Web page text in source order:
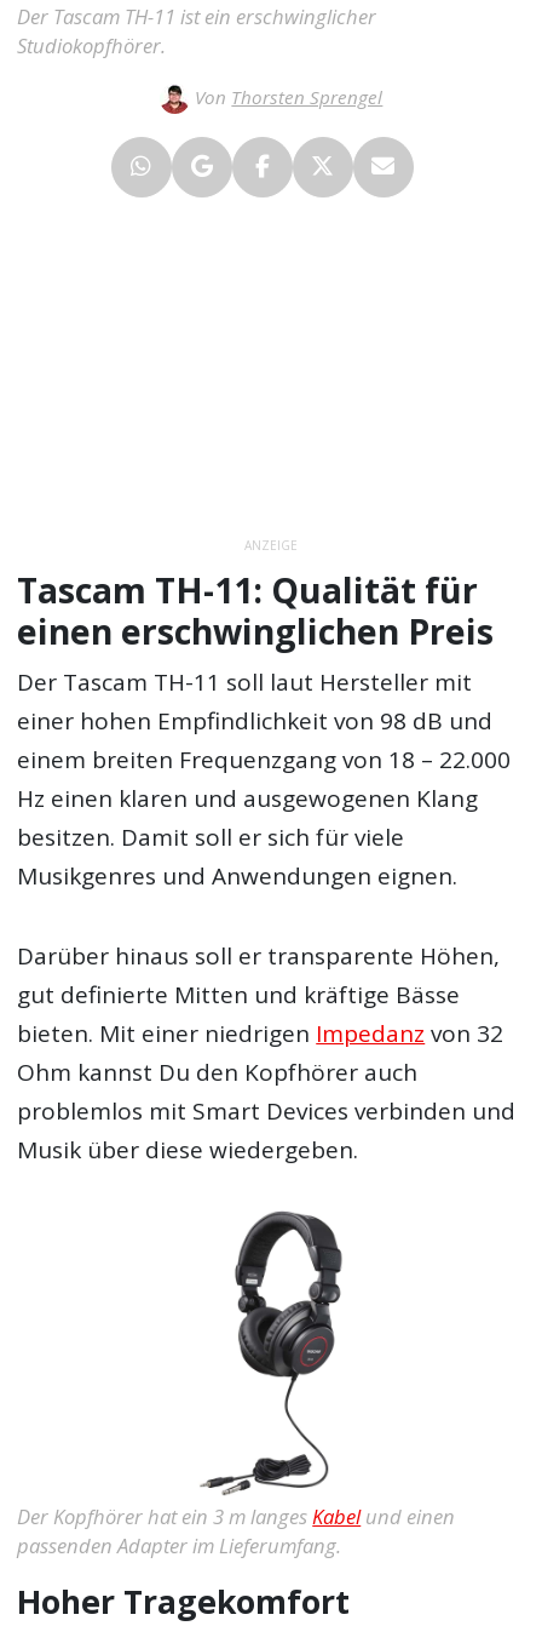
Der Tascam TH-11 ist ein erschwinglicher
Studiokopfhörer.
Von Thorsten Sprengel
ANZEIGE
Tascam TH-11: Qualität für
einen erschwinglichen Preis
Der Tascam TH-11 soll laut Hersteller mit
einer hohen Empfindlichkeit von 98 dB und
einem breiten Frequenzgang von 18 – 22.000
Hz einen klaren und ausgewogenen Klang
besitzen. Damit soll er sich für viele
Musikgenres und Anwendungen eignen.
Darüber hinaus soll er transparente Höhen,
gut definierte Mitten und kräftige Bässe
bieten. Mit einer niedrigen Impedanz von 32
Ohm kannst Du den Kopfhörer auch
problemlos mit Smart Devices verbinden und
Musik über diese wiedergeben.
Der Kopfhörer hat ein 3 m langesKabelund einen
passenden Adapter im Lieferumfang.
Hoher Tragekomfort